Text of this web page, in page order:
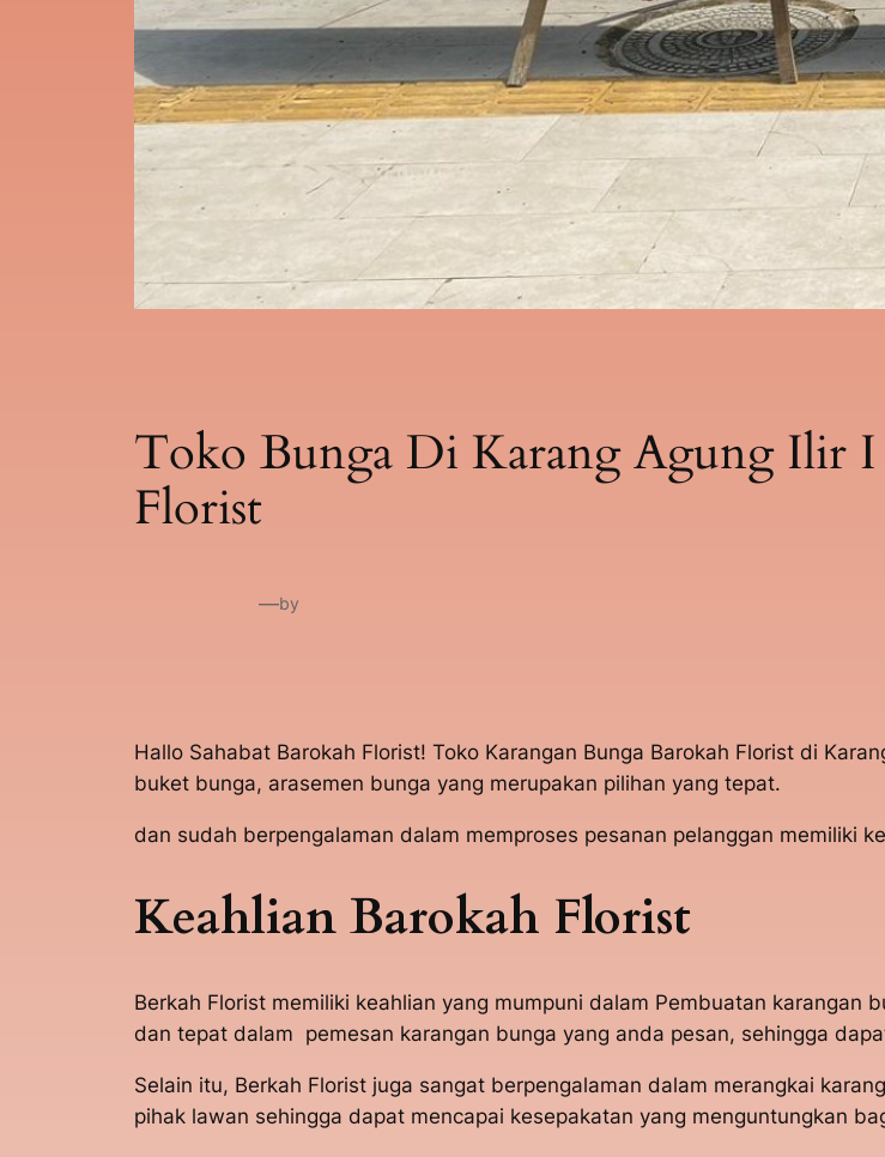
Toko Bunga Di Karang Agung Ilir I
Florist
—by
Hallo Sahabat Barokah Florist! Toko Karangan Bunga Barokah Florist di
buket bunga, arasemen bunga yang merupakan pilihan yang tepat.
dan sudah berpengalaman dalam memproses pesanan pelanggan memiliki
Keahlian Barokah Florist
Berkah Florist memiliki keahlian yang mumpuni dalam Pembuatan karangan
dan tepat dalam pemesan karangan bunga yang anda pesan, sehingga
Selain itu, Berkah Florist juga sangat berpengalaman dalam merangkai
pihak lawan sehingga dapat mencapai kesepakatan yang menguntungkan